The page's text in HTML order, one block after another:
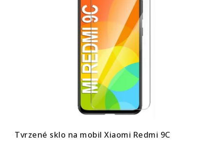
Tvrzené sklo na mobil Xiaomi Redmi 9C